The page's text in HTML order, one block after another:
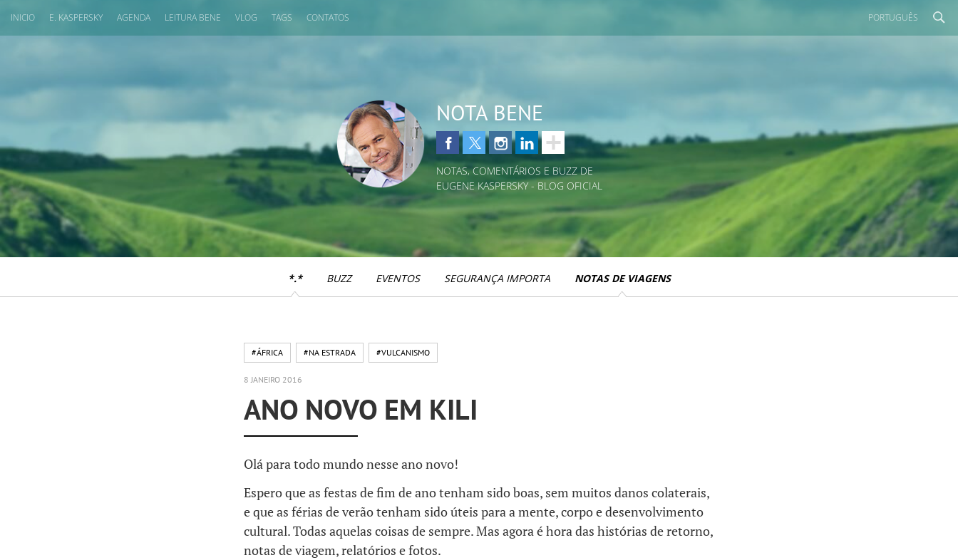
INICIO E. KASPERSKY AGENDA LEITURA BENE VLOG TAGS CONTATOS PORTUGUÊS
NOTA BENE
NOTAS, COMENTÁRIOS E BUZZ DE
EUGENE KASPERSKY - BLOG OFICIAL
*.* BUZZ EVENTOS SEGURANÇA IMPORTA NOTAS DE VIAGENS
#ÁFRICA #NA ESTRADA #VULCANISMO
8 JANEIRO 2016
ANO NOVO EM KILI
Olá para todo mundo nesse ano novo!
Espero que as festas de fim de ano tenham sido boas, sem muitos danos colaterais,
e que as férias de verão tenham sido úteis para a mente, corpo e desenvolvimento
cultural. Todas aquelas coisas de sempre. Mas agora é hora das histórias de retorno,
notas de viagem, relatórios e fotos.